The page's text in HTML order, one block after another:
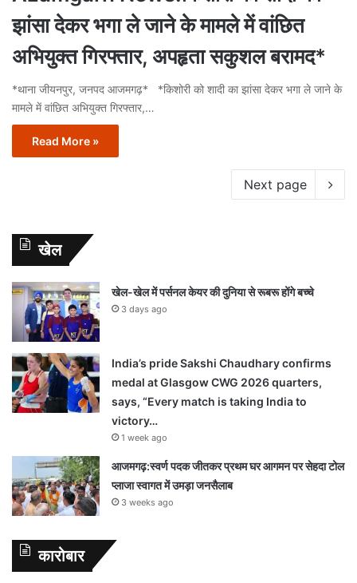
झांसा देकर भगा ले जाने के मामले में वांछित
अभियुक्त गिरफ्तार, अपहृता सकुशल बरामद*
*थाना जीयनपुर, जनपद आजमगढ़* *किशोरी को शादी का झांसा देकर भगा ले जाने के
मामले में वांछित अभियुक्त गिरफ्तार,…
Read More »
Next page
खेल
खेल-खेल में पर्सनल केयर की दुनिया से रूबरू होंगे बच्चे
3 days ago
India’s pride Sakshi Chaudhary confirms
medal at Glasgow CWG 2026 quarters,
says, “Every match is taking India to
victory…
1 week ago
आजमगढ़:स्वर्ण पदक जीतकर प्रथम घर आगमन पर सेहदा टोल
प्लाजा स्वागत में उमड़ा जनसैलाब
3 weeks ago
कारोबार